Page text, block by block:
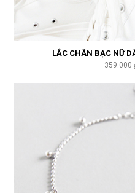
LẮC CHÂN BẠC NỮ
359.000